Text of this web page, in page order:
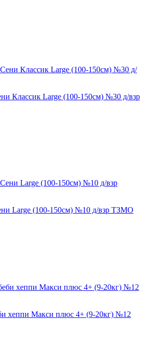
Классик Large (100-150см) №30 д/взр
Large (100-150см) №10 д/взр ТЗМО
хеппи Макси плюс 4+ (9-20кг) №12